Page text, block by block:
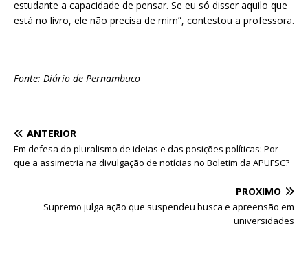
estudante a capacidade de pensar. Se eu só disser aquilo que
está no livro, ele não precisa de mim”, contestou a professora.
Fonte: Diário de Pernambuco
ANTERIOR
Em defesa do pluralismo de ideias e das posições políticas: Por
que a assimetria na divulgação de notícias no Boletim da APUFSC?
PRÓXIMO
Supremo julga ação que suspendeu busca e apreensão em
universidades